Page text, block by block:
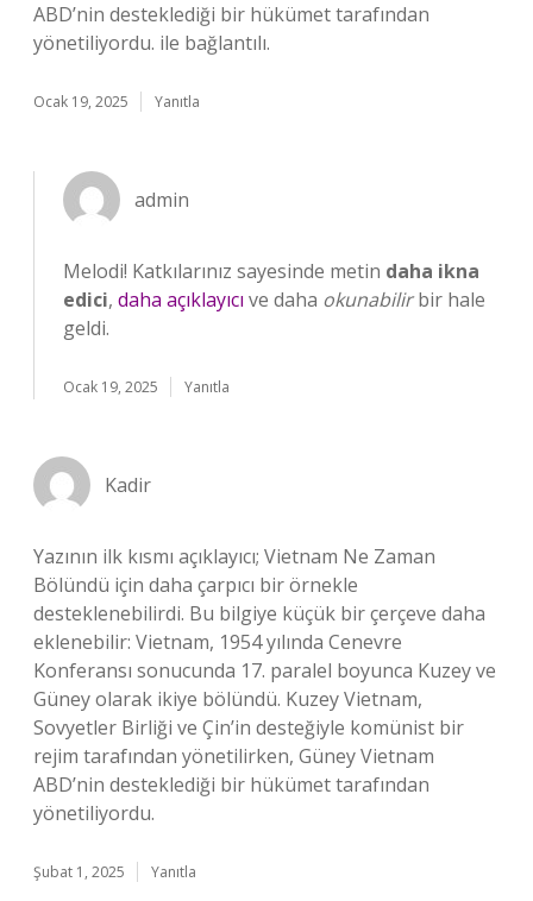
ABD’nin desteklediği bir hükümet tarafından
yönetiliyordu. ile bağlantılı.
Ocak 19, 2025 Yanıtla
admin
Melodi! Katkılarınız sayesinde metin daha ikna
edici, daha açıklayıcı ve daha okunabilirbir hale
geldi.
Ocak 19, 2025 Yanıtla
Kadir
Yazının ilk kısmı açıklayıcı; Vietnam Ne Zaman
Bölündü için daha çarpıcı bir örnekle
desteklenebilirdi. Bu bilgiye küçük bir çerçeve daha
eklenebilir: Vietnam, 1954 yılında Cenevre
Konferansı sonucunda 17. paralel boyunca Kuzey ve
Güney olarak ikiye bölündü. Kuzey Vietnam,
Sovyetler Birliği ve Çin’in desteğiyle komünist bir
rejim tarafından yönetilirken, Güney Vietnam
ABD’nin desteklediği bir hükümet tarafından
yönetiliyordu.
Şubat 1, 2025 Yanıtla